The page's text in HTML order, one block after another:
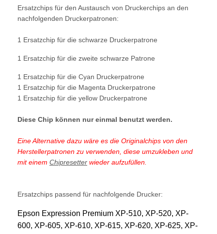
Ersatzchips für den Austausch von Druckerchips an den
nachfolgenden Druckerpatronen:
1 Ersatzchip für die schwarze Druckerpatrone
1 Ersatzchip für die zweite schwarze Patrone
1 Ersatzchip für die Cyan Druckerpatrone
1 Ersatzchip für die Magenta Druckerpatrone
1 Ersatzchip für die yellow Druckerpatrone
Diese Chip können nur einmal benutzt werden.
Eine Alternative dazu wäre es die Originalchips von den
Herstellerpatronen zu verwenden, diese umzukleben und
mit einem Chipresetter wieder aufzufüllen.
Ersatzchips passend für nachfolgende Drucker:
Epson Expression Premium XP-510, XP-520, XP-
600, XP-605, XP-610, XP-615, XP-620, XP-625, XP-